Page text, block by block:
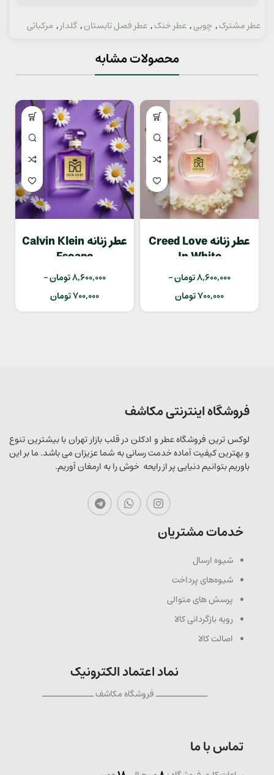
عطر مشترک, چوبی, عطر خنک, عطر فصل تابستان, گلدار, مرکباتی
محصولات مشابه
عطر زنانه Creed Love
In White
8,600,000تومان–
700,000تومان
عطر زنانه Calvin Klein
Escape
8,600,000تومان–
700,000تومان
فروشگاه اینترنتی مکاشف
لوکس ترین فروشگاه عطر و ادکلن در قلب بازار تهران با بیشترین تنوع
و بهترین کیفیت آماده خدمت رسانی به شما عزیزان می باشد. ما بر این
باوریم بتوانیم دنیایی پر از رایحه خوش را به ارمغان آوریم.
خدمات مشتریان
شیوه ارسال
شیوه‌های پرداخت
پرسش های متوالی
رویه بازگردانی کالا
اصالت کالا
نماد اعتماد الکترونیک
ــــــــــــــ فروشگاه مکاشف ــــــــــــــ
تماس با ما